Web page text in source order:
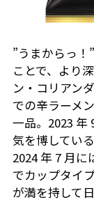
”うまからっ！
ことで、より
ン・コリアン
での辛ラーメ
一品。2023 年
気を博してい
2024 年 7 月
でカップタイ
が満を持して